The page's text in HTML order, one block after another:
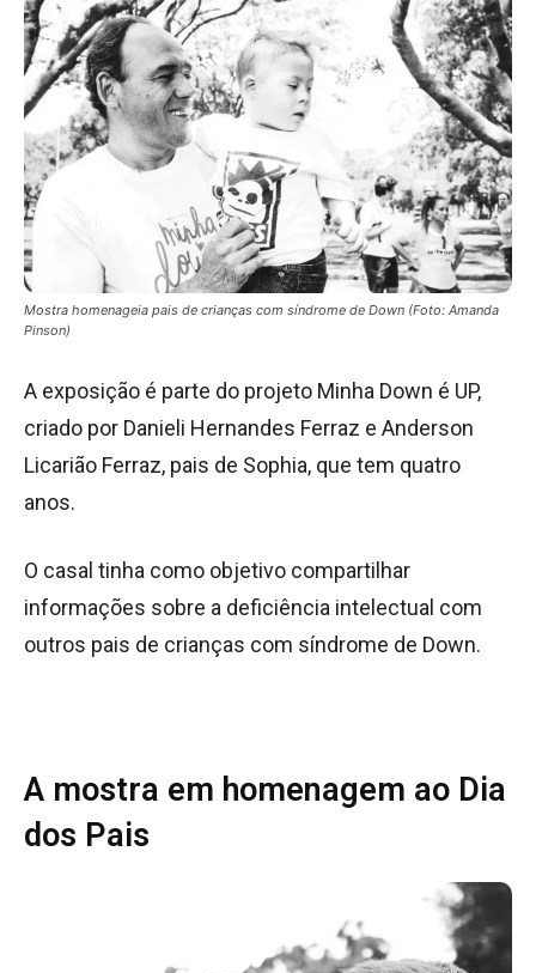
Mostra homenageia pais de crianças com síndrome de Down (Foto: Amanda
Pinson)
A exposição é parte do projeto Minha Down é UP,
criado por Danieli Hernandes Ferraz e Anderson
Licarião Ferraz, pais de Sophia, que tem quatro
anos.
O casal tinha como objetivo compartilhar
informações sobre a deficiência intelectual com
outros pais de crianças com síndrome de Down.
A mostra em homenagem ao Dia
dos Pais